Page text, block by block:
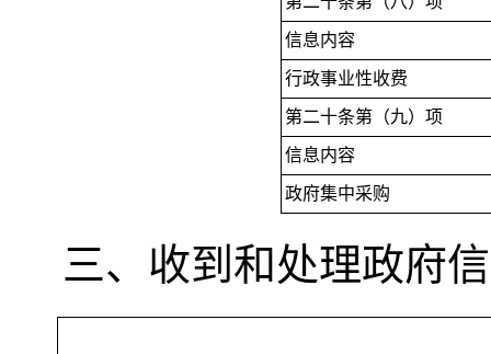
信息内容
行政事业性收费
第二十条第（九）项
信息内容
政府集中采购
三、收到和处理政府